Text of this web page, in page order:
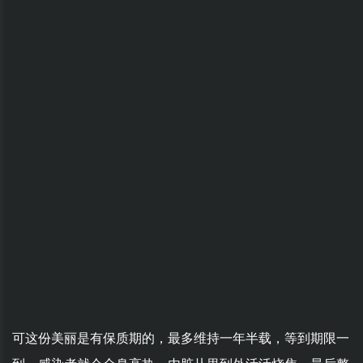
可这份美丽是有保质期的，最多维持一年半载，等到期限一